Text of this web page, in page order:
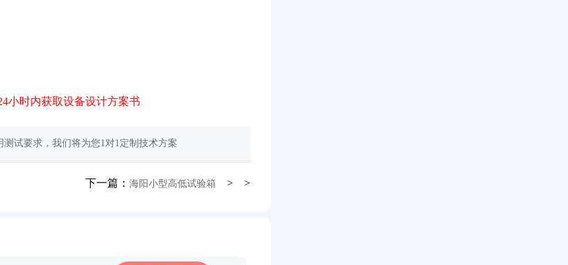
小时内获取设备设计方案书
试要求，我们将为您1对1定制技术方案
下一篇： 海阳小型高低试验箱 > >